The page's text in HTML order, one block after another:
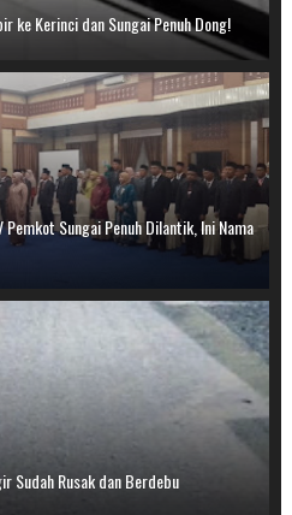
ke Kerinci dan Sungai Penuh Dong!
Sungai Penuh Dilantik, Ini Nama
Sudah Rusak dan Berdebu